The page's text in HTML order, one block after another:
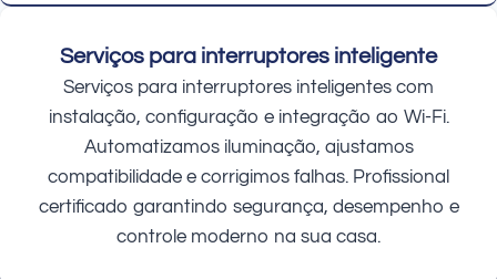
Serviços para interruptores inteligente
Serviços para interruptores inteligentes com
instalação, configuração e integração ao Wi-Fi.
Automatizamos iluminação, ajustamos
compatibilidade e corrigimos falhas. Profissional
certificado garantindo segurança, desempenho e
controle moderno na sua casa.